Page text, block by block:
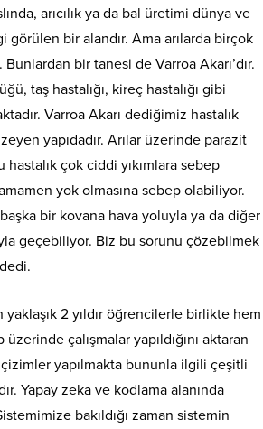
arıcılık ya da bal üretimi dünya ve
görülen bir alandır. Ama arılarda birçok
Bunlardan bir tanesi de Varroa Akarı’dır.
taş hastalığı, kireç hastalığı gibi
Varroa Akarı dediğimiz hastalık
yapıdadır. Arılar üzerinde parazit
hastalık çok ciddi yıkımlara sebep
yok olmasına sebep olabiliyor.
bir kovana hava yoluyla ya da diğer
geçebiliyor. Biz bu sorunu çözebilmek
2 yıldır öğrencilerle birlikte hem
çalışmalar yapıldığını aktaran
yapılmakta bununla ilgili çeşitli
Yapay zeka ve kodlama alanında
bakıldığı zaman sistemin